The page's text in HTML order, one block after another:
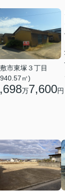
市東塚３丁目
㎡)
万7,600円